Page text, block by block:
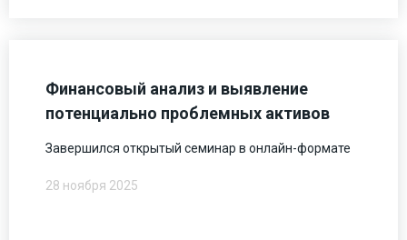
Финансовый анализ и выявление
потенциально проблемных активов
Завершился открытый семинар в онлайн-формате
28 ноября 2025